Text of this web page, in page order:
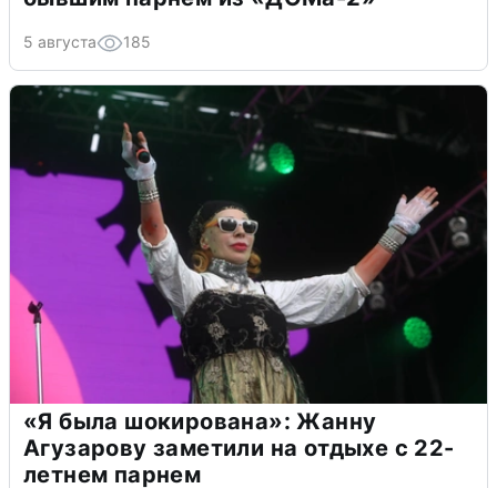
5 августа 185
«Я была шокирована»: Жанну
Агузарову заметили на отдыхе с 22-
летнем парнем